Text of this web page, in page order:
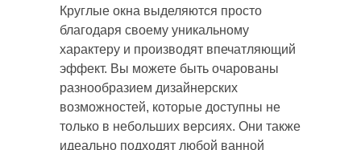
Круглые окна выделяются просто
благодаря своему уникальному
характеру и производят впечатляющий
эффект. Вы можете быть очарованы
разнообразием дизайнерских
возможностей, которые доступны не
только в небольших версиях. Они также
идеально подходят любой ванной